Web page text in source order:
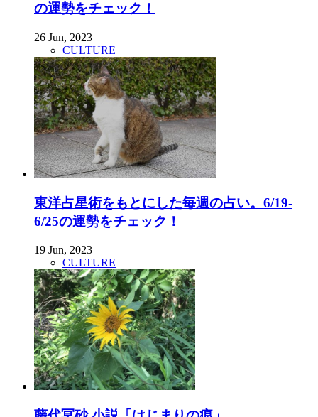
の運勢をチェック！
26 Jun, 2023
CULTURE
東洋占星術をもとにした毎週の占い。6/19-
6/25の運勢をチェック！
19 Jun, 2023
CULTURE